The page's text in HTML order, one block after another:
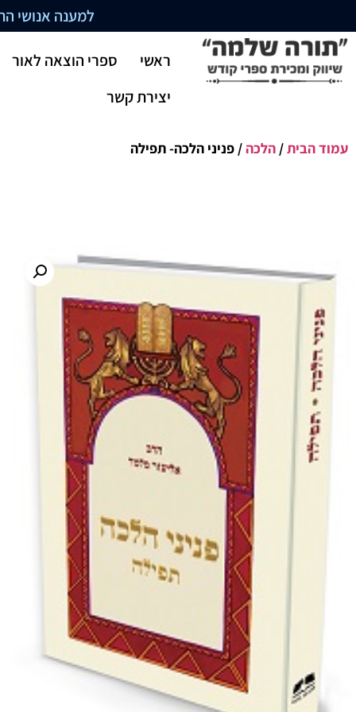
למענה אנושי התקשרו
ראשי
ספרי הוצאה לאור
יצירת קשר
עמוד הבית/ הלכה/ פניני הלכה- תפילה